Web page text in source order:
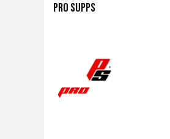
PRO SUPPS